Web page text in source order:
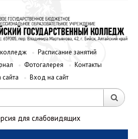
колледж
Расписание занятий
Фотогалерея
Контакты
сайта
Вход на сайт
для слабовидящих